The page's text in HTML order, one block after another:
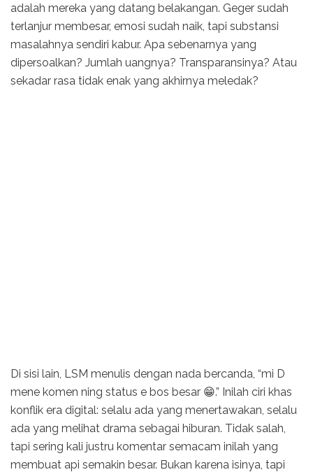
adalah mereka yang datang belakangan. Geger sudah
terlanjur membesar, emosi sudah naik, tapi substansi
masalahnya sendiri kabur. Apa sebenarnya yang
dipersoalkan? Jumlah uangnya? Transparansinya? Atau
sekadar rasa tidak enak yang akhirnya meledak?
Di sisi lain, LSM menulis dengan nada bercanda, “mi D
mene komen ning status e bos besar 😁.” Inilah ciri khas
konflik era digital: selalu ada yang menertawakan, selalu
ada yang melihat drama sebagai hiburan. Tidak salah,
tapi sering kali justru komentar semacam inilah yang
membuat api semakin besar. Bukan karena isinya, tapi